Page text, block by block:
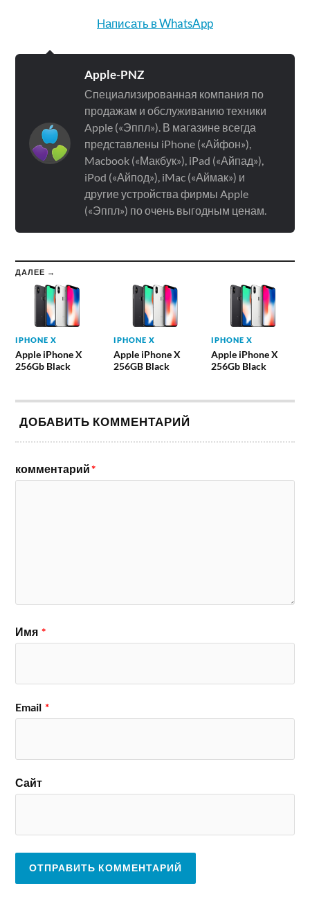
Написать в WhatsApp
Apple-PNZ
Специализированная компания по
продажам и обслуживанию техники
Apple («Эппл»). В магазине всегда
представлены iPhone («Айфон»),
Macbook («Макбук»), iPad («Айпад»),
iPod («Айпод»), iMac («Аймак») и
другие устройства фирмы Apple
(«Эппл») по очень выгодным ценам.
ДАЛЕЕ →
IPHONE X
Apple iPhone X
256Gb Black
IPHONE X
Apple iPhone X
256GB Black
IPHONE X
Apple iPhone X
256Gb Black
ДОБАВИТЬ КОММЕНТАРИЙ
комментарий*
Имя *
Email *
Сайт